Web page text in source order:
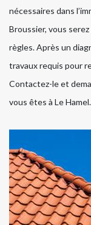
nécessaires dans
Broussier, vous
règles. Après un
travaux requis pour
Contactez-le et
vous êtes à Le Hamel.